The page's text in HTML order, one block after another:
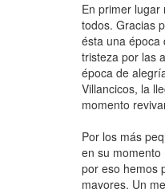
En primer
todos. Gracias
ésta una época
tristeza por las
época de
Villancicos, la
momento
Por los más
en su
por eso hemos
mayores. Un